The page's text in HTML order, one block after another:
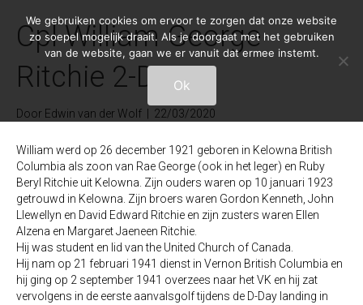
Cpl William George
Ritchie 2-D-2
Door Edwin van der Wolf 22/03/2020
William werd op 26 december 1921 geboren in Kelowna British
Columbia als zoon van Rae George (ook in het leger) en Ruby
Beryl Ritchie uit Kelowna. Zijn ouders waren op 10 januari 1923
getrouwd in Kelowna. Zijn broers waren Gordon Kenneth, John
Llewellyn en David Edward Ritchie en zijn zusters waren Ellen
Alzena en Margaret Jaeneen Ritchie.
Hij was student en lid van the United Church of Canada.
Hij nam op 21 februari 1941 dienst in Vernon British Columbia en
hij ging op 2 september 1941 overzees naar het VK en hij zat
vervolgens in de eerste aanvalsgolf tijdens de D-Day landing in
We gebruiken cookies om ervoor te zorgen dat onze website
zo soepel mogelijk draait. Als je doorgaat met het gebruiken
van de website, gaan we er vanuit dat ermee instemt.
Ok